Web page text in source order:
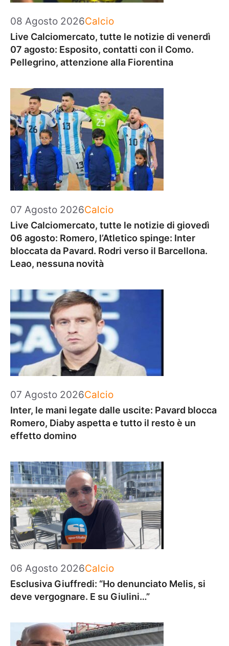
08 Agosto 2026Categorie
Calcio
Live Calciomercato, tutte le notizie di venerdì
07 agosto: Esposito, contatti con il Como.
Pellegrino, attenzione alla Fiorentina
07 Agosto 2026Categorie
Calcio
Live Calciomercato, tutte le notizie di giovedì
06 agosto: Romero, l’Atletico spinge: Inter
bloccata da Pavard. Rodri verso il Barcellona.
Leao, nessuna novità
07 Agosto 2026Categorie
Calcio
Inter, le mani legate dalle uscite: Pavard blocca
Romero, Diaby aspetta e tutto il resto è un
effetto domino
06 Agosto 2026Categorie
Calcio
Esclusiva Giuffredi: “Ho denunciato Melis, si
deve vergognare. E su Giulini…”